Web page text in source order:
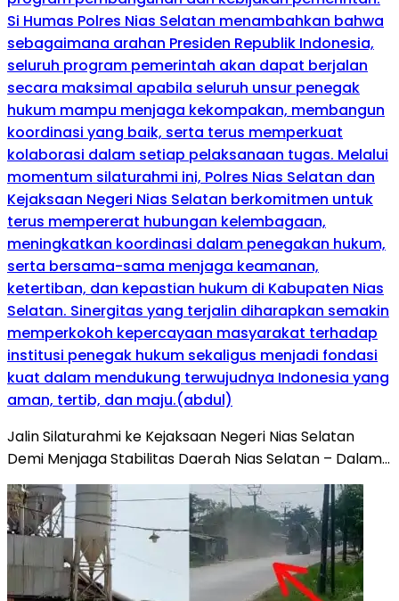
Si Humas Polres Nias Selatan menambahkan bahwa
sebagaimana arahan Presiden Republik Indonesia,
seluruh program pemerintah akan dapat berjalan
secara maksimal apabila seluruh unsur penegak
hukum mampu menjaga kekompakan, membangun
koordinasi yang baik, serta terus memperkuat
kolaborasi dalam setiap pelaksanaan tugas. Melalui
momentum silaturahmi ini, Polres Nias Selatan dan
Kejaksaan Negeri Nias Selatan berkomitmen untuk
terus mempererat hubungan kelembagaan,
meningkatkan koordinasi dalam penegakan hukum,
serta bersama-sama menjaga keamanan,
ketertiban, dan kepastian hukum di Kabupaten Nias
Selatan. Sinergitas yang terjalin diharapkan semakin
memperkokoh kepercayaan masyarakat terhadap
institusi penegak hukum sekaligus menjadi fondasi
kuat dalam mendukung terwujudnya Indonesia yang
aman, tertib, dan maju.(abdul)
Jalin Silaturahmi ke Kejaksaan Negeri Nias Selatan
Demi Menjaga Stabilitas Daerah Nias Selatan – Dalam…